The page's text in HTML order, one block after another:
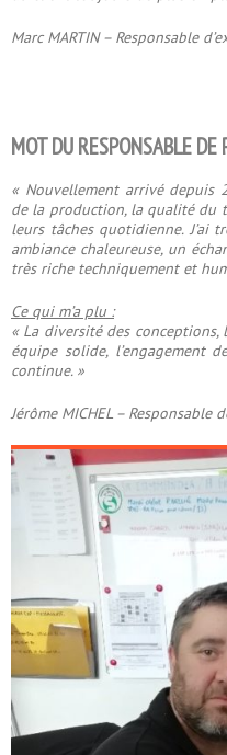
Marc MARTIN – Responsable
MOT DU RESPONSABLE
« Nouvellement arrivé depuis
de la production, la qualité du
leurs tâches quotidienne. J’ai
ambiance chaleureuse, un
très riche techniquement et
Ce qui m’a plu :
« La diversité des
équipe solide, l’engagement
continue. »
Jérôme MICHEL – Responsable